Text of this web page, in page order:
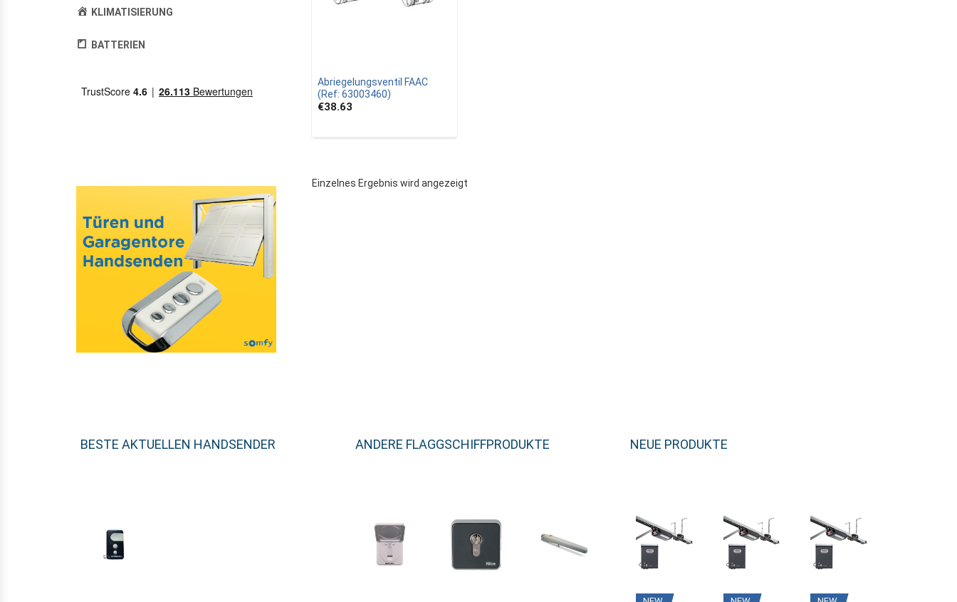
Abriegelungsventil FAAC
(Ref: 63003460)
€38.63
Einzelnes Ergebnis wird angezeigt
KLIMATISIERUNG
BATTERIEN
BESTE AKTUELLEN HANDSENDER ANDERE FLAGGSCHIFFPRODUKTE NEUE PRODUKTE